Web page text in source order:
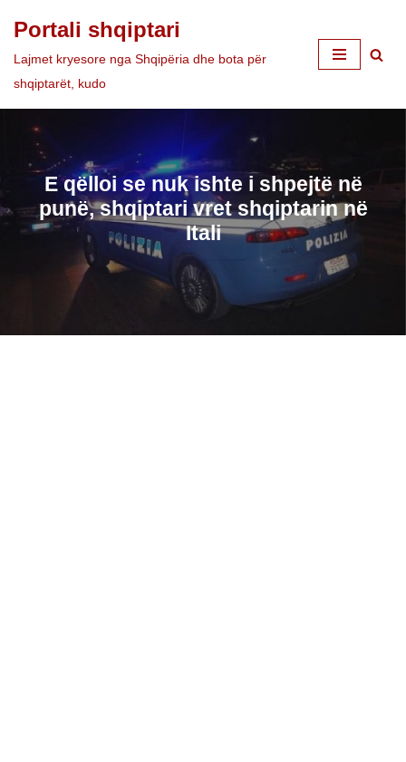
Skip
to
Portali shqiptari
Lajmet kryesore nga Shqipëria dhe bota për
shqiptarët, kudo
E qëlloi se nuk ishte i shpejtë në
punë, shqiptari vret shqiptarin në
Itali